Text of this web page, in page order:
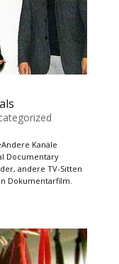
Kanäle
Documentary
andere TV-Sitten
Dokumentarfilm.